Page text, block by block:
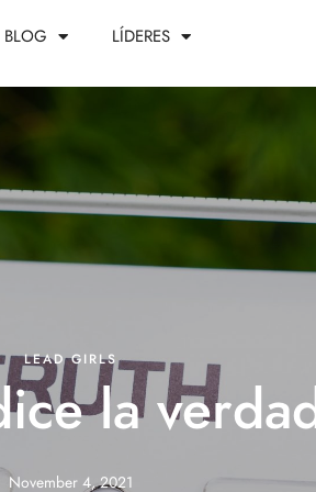
BLOG LÍDERES
LEAD GIRLS
la
November 4, 2021